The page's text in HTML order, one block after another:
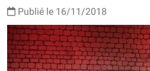
Publié le 16/11/2018